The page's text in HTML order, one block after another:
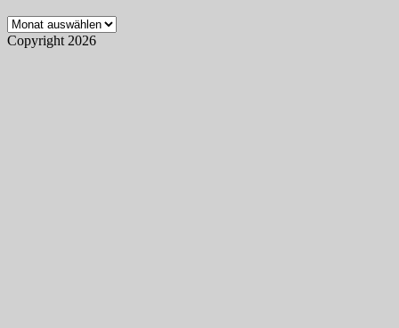
Archiv
Copyright 2026